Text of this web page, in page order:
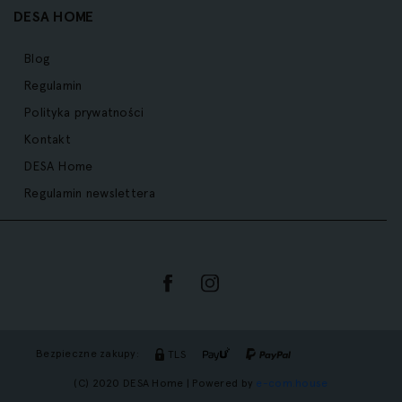
DESA HOME
Blog
Regulamin
Polityka prywatności
Kontakt
DESA Home
Regulamin newslettera
Bezpieczne zakupy: TLS
(C) 2020 DESA Home | Powered by e-com.house